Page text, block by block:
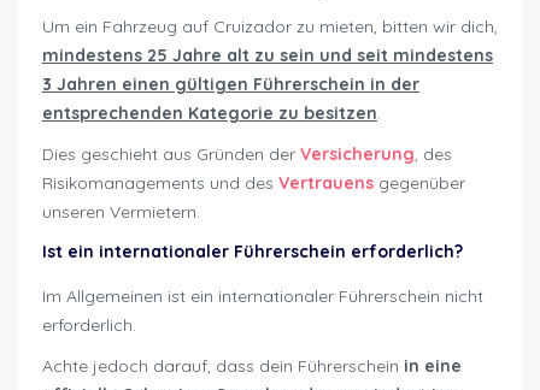
Um ein Fahrzeug auf Cruizador zu mieten, bitten wir dich,
mindestens 25 Jahre alt zu sein und seit mindestens
3 Jahren einen gültigen Führerschein in der
entsprechenden Kategorie zu besitzen.
Dies geschieht aus Gründen der Versicherung, des
Risikomanagements und des Vertrauens gegenüber
unseren Vermietern.
Ist ein internationaler Führerschein erforderlich?
Im Allgemeinen ist ein internationaler Führerschein nicht
erforderlich.
Achte jedoch darauf, dass dein Führerschein in eine